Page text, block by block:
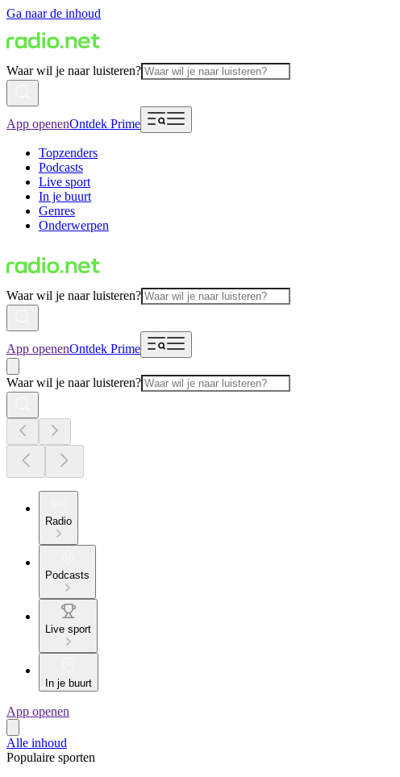
Ga naar de inhoud
Waar wil je naar luisteren?
App openenOntdek Prime
Topzenders
Podcasts
Live sport
In je buurt
Genres
Onderwerpen
Waar wil je naar luisteren?
App openenOntdek Prime
Waar wil je naar luisteren?
Radio
Podcasts
Live sport
In je buurt
App openen
Alle inhoud
Populaire sporten